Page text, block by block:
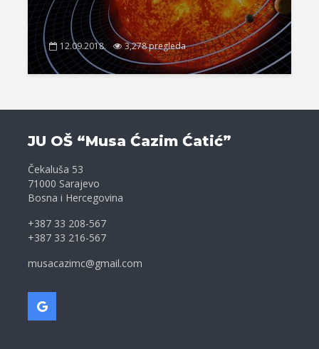
12.09.2018. 3,278 pregleda
JU OŠ “Musa Ćazim Ćatić”
Čekaluša 53
71000 Sarajevo
Bosna i Hercegovina
+387 33 208-567
+387 33 216-567
musacazimc@gmail.com